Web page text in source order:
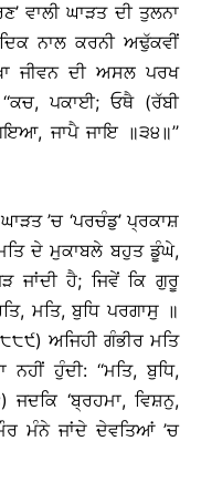
ਵਾਲੀ ਘਾੜਤ ਦੀ ਤੁਲਨਾ
ਨਾਲ ਕਰਨੀ ਅਢੁੱਕਵੀਂ
ਜੀਵਨ ਦੀ ਅਸਲ ਪਰਖ
ਪਕਾਈ; ਓਥੈ (ਰੱਬੀ
ਜਾਪੈ ਜਾਇ ॥੩੪॥’’
’ਚ ‘ਪਰਚੰਡੁ’ ਪ੍ਰਕਾਸ਼
ਮਤਿ ਦੇ ਮੁਕਾਬਲੇ ਬਹੁਤ ਡੂੰਘੇ,
ਜਾਂਦੀ ਹੈ; ਜਿਵੇਂ ਕਿ ਗੁਰੂ
ਮਤਿ, ਬੁਧਿ ਪਰਗਾਸੁ ॥
ਅਜਿਹੀ ਗੰਭੀਰ ਮਤਿ
ਹੁੰਦੀ: ‘‘ਮਤਿ, ਬੁਧਿ,
ਜਦਕਿ ‘ਬ੍ਰਹਮਾ, ਵਿਸ਼ਨੁ,
ਮੰਨੇ ਜਾਂਦੇ ਦੇਵਤਿਆਂ ’ਚ